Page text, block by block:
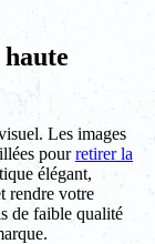
Les images
pourretirer la
élégant,
rendre votre
de faible qualité